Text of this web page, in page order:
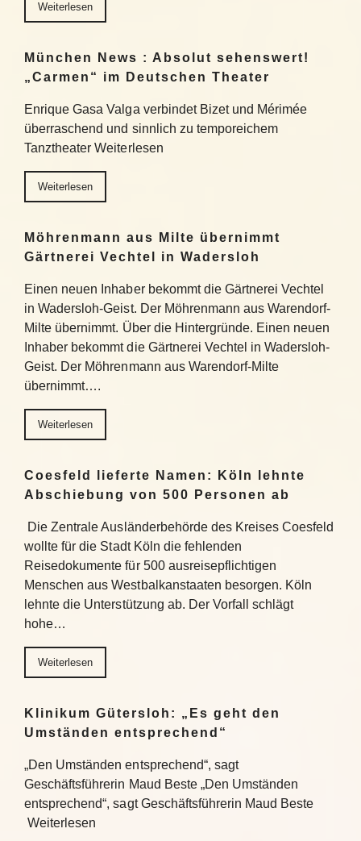
Weiterlesen
München News : Absolut sehenswert!
„Carmen“ im Deutschen Theater
Enrique Gasa Valga verbindet Bizet und Mérimée
überraschend und sinnlich zu temporeichem
Tanztheater Weiterlesen
Weiterlesen
Möhrenmann aus Milte übernimmt
Gärtnerei Vechtel in Wadersloh
Einen neuen Inhaber bekommt die Gärtnerei Vechtel
in Wadersloh-Geist. Der Möhrenmann aus Warendorf-
Milte übernimmt. Über die Hintergründe. Einen neuen
Inhaber bekommt die Gärtnerei Vechtel in Wadersloh-
Geist. Der Möhrenmann aus Warendorf-Milte
übernimmt….
Weiterlesen
Coesfeld lieferte Namen: Köln lehnte
Abschiebung von 500 Personen ab
Die Zentrale Ausländerbehörde des Kreises Coesfeld
wollte für die Stadt Köln die fehlenden
Reisedokumente für 500 ausreisepflichtigen
Menschen aus Westbalkanstaaten besorgen. Köln
lehnte die Unterstützung ab. Der Vorfall schlägt
hohe…
Weiterlesen
Klinikum Gütersloh: „Es geht den
Umständen entsprechend“
„Den Umständen entsprechend“, sagt
Geschäftsführerin Maud Beste „Den Umständen
entsprechend“, sagt Geschäftsführerin Maud Beste
Weiterlesen